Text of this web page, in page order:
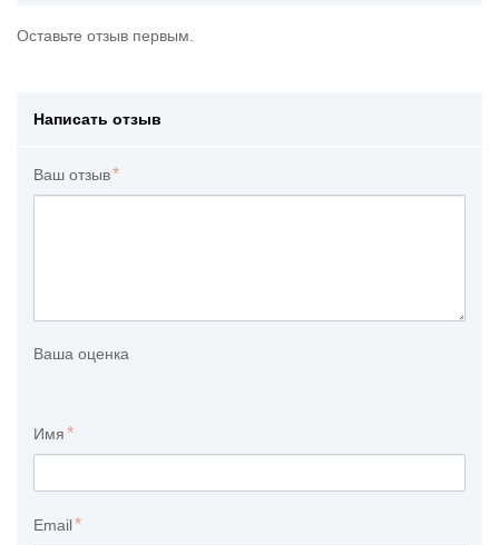
Оставьте отзыв первым.
Написать отзыв
Ваш отзыв
Ваша оценка
Имя
Email